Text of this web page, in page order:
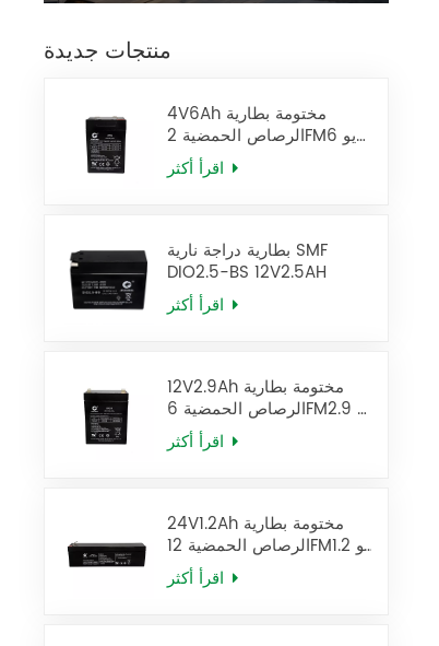
منتجات جديدة
4V6Ah مختومة بطارية
الرصاص الحمضية 2FM6 يو
بي إس البطارية
بطارية دراجة نارية SMF
DIO2.5-BS 12V2.5AH
12V2.9Ah مختومة بطارية
الرصاص الحمضية 6FM2.9 يو
بي إس البطارية
24V1.2Ah مختومة بطارية
الرصاص الحمضية 12FM1.2 يو
بي إس البطارية